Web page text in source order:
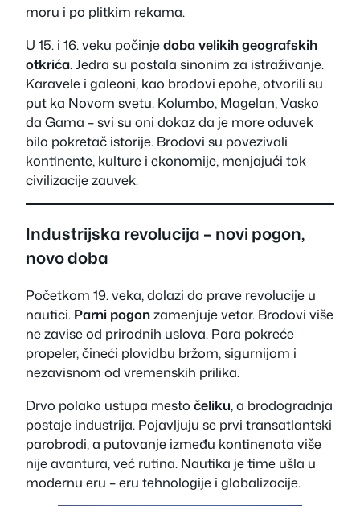
moru i po plitkim rekama.
U 15. i 16. veku počinjedoba velikih geografskih
otkrića. Jedra su postala sinonim za istraživanje.
Karavele i galeoni, kao brodovi epohe, otvorili su
put ka Novom svetu. Kolumbo, Magelan, Vasko
da Gama – svi su oni dokaz da je more oduvek
bilo pokretač istorije. Brodovi su povezivali
kontinente, kulture i ekonomije, menjajući tok
civilizacije zauvek.
Industrijska revolucija – novi pogon,
novo doba
Početkom 19. veka, dolazi do prave revolucije u
nautici. Parni pogonzamenjuje vetar. Brodovi više
ne zavise od prirodnih uslova. Para pokreće
propeler, čineći plovidbu bržom, sigurnijom i
nezavisnom od vremenskih prilika.
Drvo polako ustupa mesto čeliku, a brodogradnja
postaje industrija. Pojavljuju se prvi transatlantski
parobrodi, a putovanje između kontinenata više
nije avantura, već rutina. Nautika je time ušla u
modernu eru – eru tehnologije i globalizacije.